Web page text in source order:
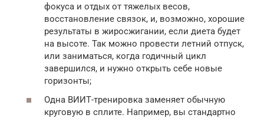
фокуса и отдых от тяжелых весов,
восстановление связок, и, возможно, хорошие
результаты в жиросжигании, если диета будет
на высоте. Так можно провести летний отпуск,
или заниматься, когда годичный цикл
завершился, и нужно открыть себе новые
горизонты;
Одна ВИИТ-тренировка заменяет обычную
круговую в сплите. Например, вы стандартно